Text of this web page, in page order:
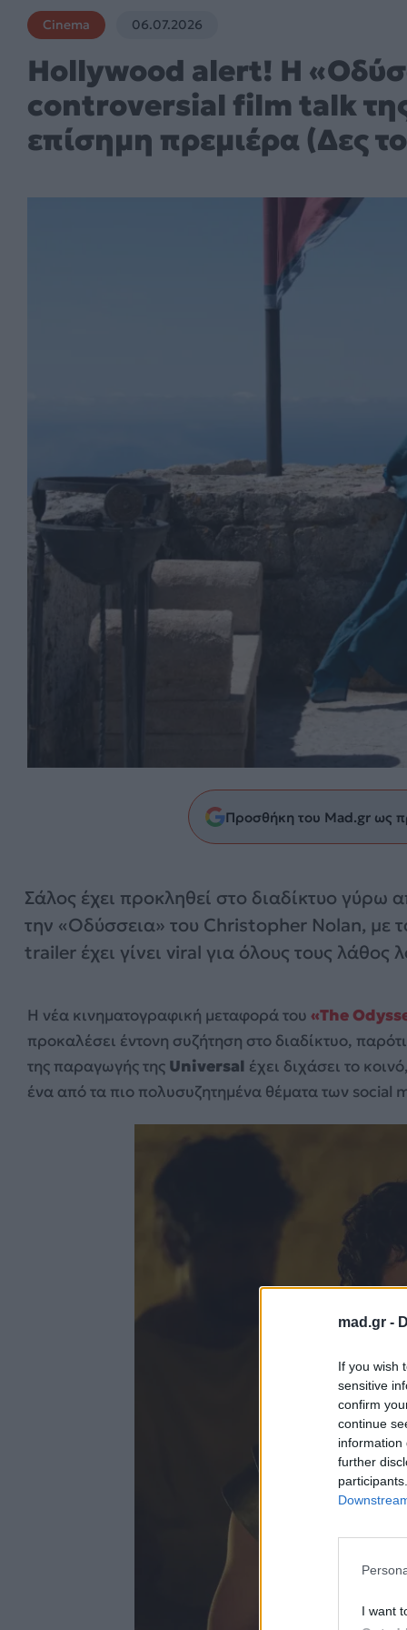
mad.gr -
If you wish
sensitive
confirm
continue
information
further
I want
Cinema 06.07.2026
Hollywood alert! Η
controversial film talk της
επίσημη πρεμιέρα (Δες
Προσθήκη του Mad.gr ως
Σάλος έχει προκληθεί στο διαδίκτυο γύρω
την «Οδύσσεια» του Christopher Nolan, με
trailer έχει γίνει viral για όλους τους λάθος
Η νέα κινηματογραφική μεταφορά του «The
προκαλέσει έντονη συζήτηση στο διαδίκτυο,
της παραγωγής της Universal έχει διχάσει το
ένα από τα πιο πολυσυζητημένα θέματα των social